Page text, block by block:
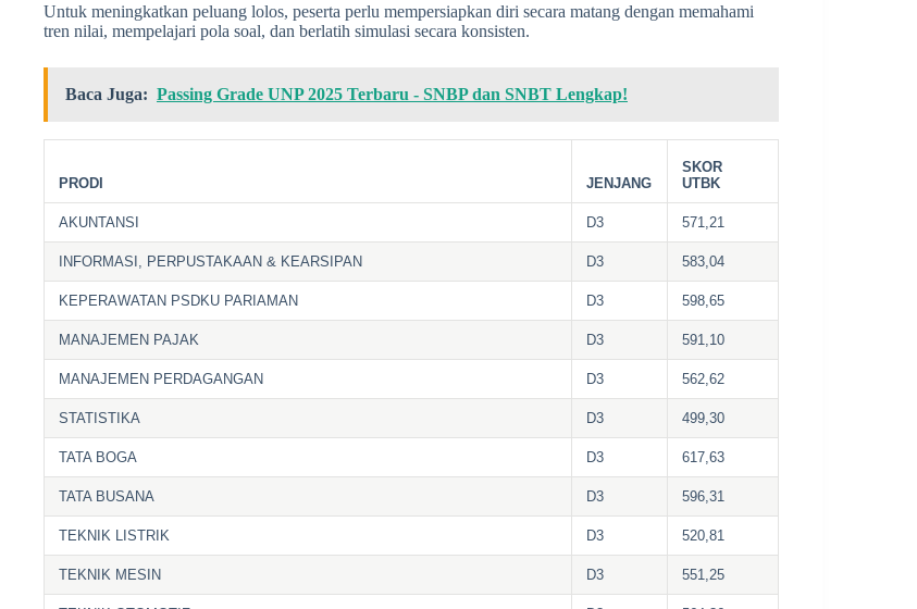
Untuk meningkatkan peluang lolos, peserta perlu mempersiapkan diri secara matang dengan memahami
tren nilai, mempelajari pola soal, dan berlatih simulasi secara konsisten.
Baca Juga: Passing Grade UNP 2025 Terbaru - SNBP dan SNBT Lengkap!
PRODI JENJANG
SKOR
UTBK
AKUNTANSI D3 571,21
INFORMASI, PERPUSTAKAAN & KEARSIPAN D3 583,04
KEPERAWATAN PSDKU PARIAMAN D3 598,65
MANAJEMEN PAJAK D3 591,10
MANAJEMEN PERDAGANGAN D3 562,62
STATISTIKA D3 499,30
TATA BOGA D3 617,63
TATA BUSANA D3 596,31
TEKNIK LISTRIK D3 520,81
TEKNIK MESIN D3 551,25